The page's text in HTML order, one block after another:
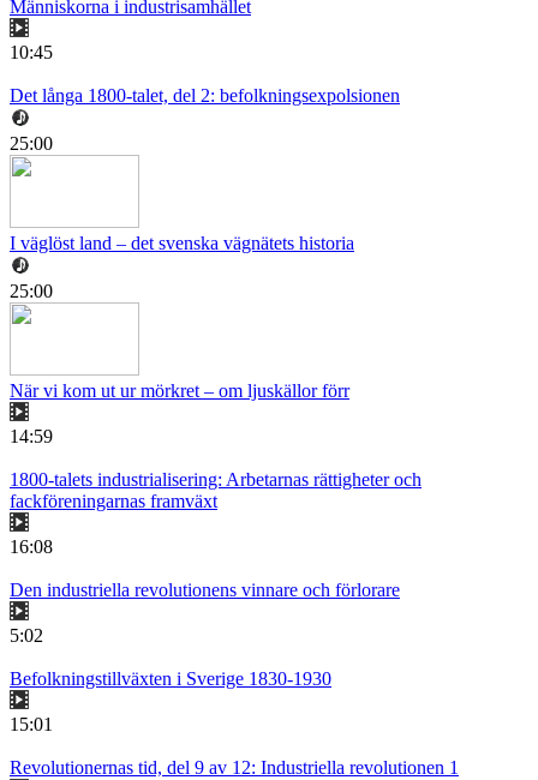
Människorna i industrisamhället
10:45
Det långa 1800-talet, del 2: befolkningsexpolsionen
25:00
I väglöst land – det svenska vägnätets historia
25:00
När vi kom ut ur mörkret – om ljuskällor förr
14:59
1800-talets industrialisering: Arbetarnas rättigheter och
fackföreningarnas framväxt
16:08
Den industriella revolutionens vinnare och förlorare
5:02
Befolkningstillväxten i Sverige 1830-1930
15:01
Revolutionernas tid, del 9 av 12: Industriella revolutionen 1